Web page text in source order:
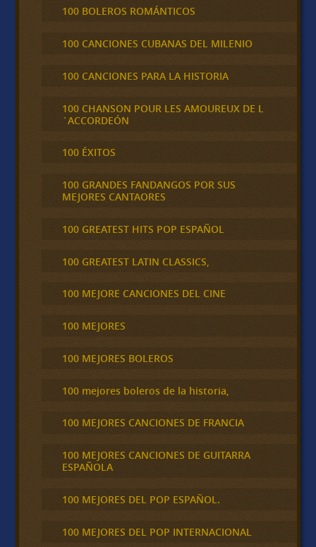
100 BOLEROS ROMÁNTICOS
100 CANCIONES CUBANAS DEL MILENIO
100 CANCIONES PARA LA HISTORIA
100 CHANSON POUR LES AMOUREUX DE L
´ACCORDEÓN
100 ÉXITOS
100 GRANDES FANDANGOS POR SUS
MEJORES CANTAORES
100 GREATEST HITS POP ESPAÑOL
100 GREATEST LATIN CLASSICS,
100 MEJORE CANCIONES DEL CINE
100 MEJORES
100 MEJORES BOLEROS
100 mejores boleros de la historia,
100 MEJORES CANCIONES DE FRANCIA
100 MEJORES CANCIONES DE GUITARRA
ESPAÑOLA
100 MEJORES DEL POP ESPAÑOL.
100 MEJORES DEL POP INTERNACIONAL